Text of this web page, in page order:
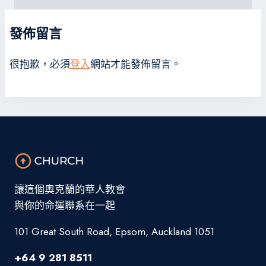
發佈留言
很抱歉，必須登入網站才能發佈留言。
讓這個奧克蘭的華人教會
與你的命運聯系在一起
101 Great South Road, Epsom, Auckland 1051
+64 9 281 8511